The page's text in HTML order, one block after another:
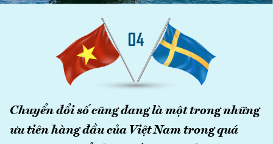
Chuyển đổi số cũng đang là một trong những
ưu tiên hàng đầu của Việt Nam trong quá